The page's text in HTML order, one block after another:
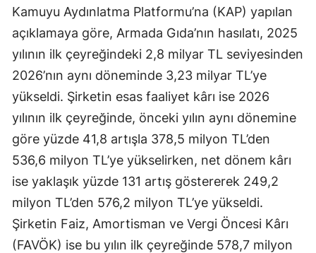
Kamuyu Aydınlatma Platformu’na (KAP) yapılan
açıklamaya göre, Armada Gıda’nın hasılatı, 2025
yılının ilk çeyreğindeki 2,8 milyar TL seviyesinden
2026’nın aynı döneminde 3,23 milyar TL’ye
yükseldi. Şirketin esas faaliyet kârı ise 2026
yılının ilk çeyreğinde, önceki yılın aynı dönemine
göre yüzde 41,8 artışla 378,5 milyon TL’den
536,6 milyon TL’ye yükselirken, net dönem kârı
ise yaklaşık yüzde 131 artış göstererek 249,2
milyon TL’den 576,2 milyon TL’ye yükseldi.
Şirketin Faiz, Amortisman ve Vergi Öncesi Kârı
(FAVÖK) ise bu yılın ilk çeyreğinde 578,7 milyon